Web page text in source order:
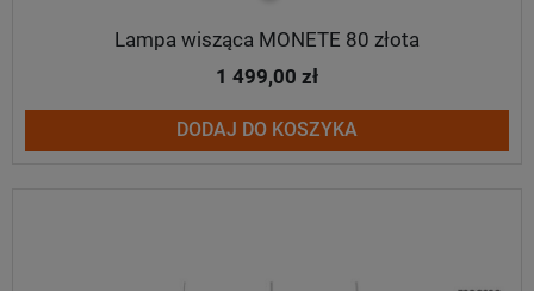
Lampa wisząca MONETE 80 złota
1 499,00 zł
DODAJ DO KOSZYKA